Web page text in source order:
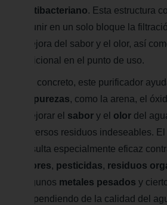
antibacteriano. Esta estructura
reunir en un solo bloque la
mejora del sabor y el olor, así
adicional en el punto de uso.
En concreto, este purificador
impurezas, como la arena, el
mejorar el sabor y el olor del
diversos residuos indeseables. El
resulta especialmente eficaz
olores, pesticidas, residuos
algunos metales pesados y
dependiendo de la calidad del